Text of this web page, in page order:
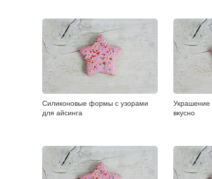
Силиконовые формы с узорами
для айсинга
Украшение
вкусно